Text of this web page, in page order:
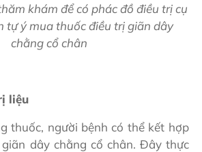
khám để có phác đồ điều trị cụ
tự ý mua thuốc điều trị giãn dây
chằng cổ chân
liệu
thuốc, người bệnh có thể kết hợp
dây chằng cổ chân. Đây thực